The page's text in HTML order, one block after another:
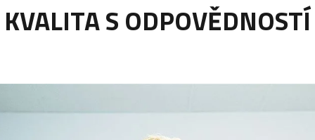
KVALITA S ODPOVĚDNOSTÍ